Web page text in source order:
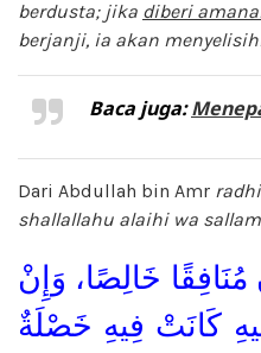
berdusta; jika diberi
berjanji, ia akan
Baca juga:
Dari Abdullah bin Amr
shallallahu alaihi wa sallam
خَالِصًا، وَإِنْ
كَانَتْ فِيهِ خَصْلَةٌ